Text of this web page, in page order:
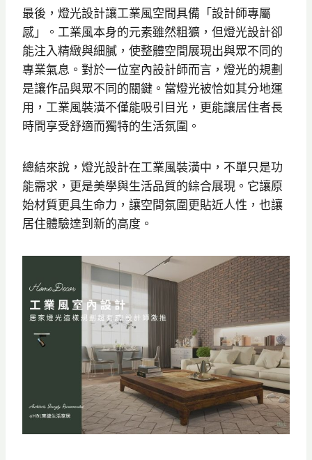
最後，燈光設計讓工業風空間具備「設計師專屬
感」。工業風本身的元素雖然粗獷，但燈光設計卻
能注入精緻與細膩，使整體空間展現出與眾不同的
專業氣息。對於一位室內設計師而言，燈光的規劃
是讓作品與眾不同的關鍵。當燈光被恰如其分地運
用，工業風裝潢不僅能吸引目光，更能讓居住者長
時間享受舒適而獨特的生活氛圍。
總結來說，燈光設計在工業風裝潢中，不單只是功
能需求，更是美學與生活品質的綜合展現。它讓原
始材質更具生命力，讓空間氛圍更貼近人性，也讓
居住體驗達到新的高度。